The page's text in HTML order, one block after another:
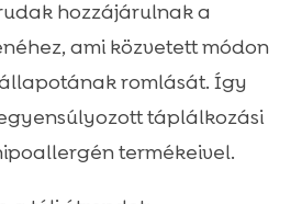
hozzájárulnak a
ami közvetett módon
romlását. Így
táplálkozási
termékeivel.